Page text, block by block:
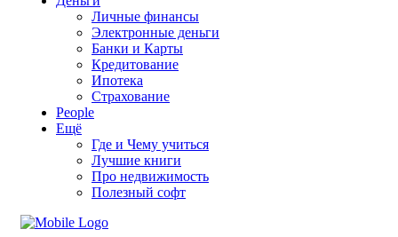
Личные финансы
Электронные деньги
Банки и Карты
Кредитование
Ипотека
Страхование
People
Ещё
Где и Чему учиться
Лучшие книги
Про недвижимость
Полезный софт